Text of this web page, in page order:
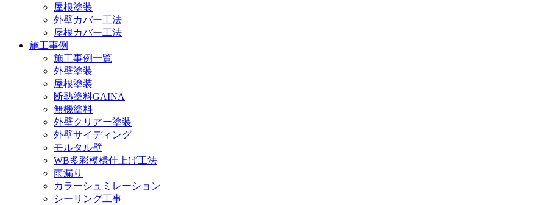
屋根塗装
外壁カバー工法
屋根カバー工法
施工事例
施工事例一覧
外壁塗装
屋根塗装
断熱塗料GAINA
無機塗料
外壁クリアー塗装
外壁サイディング
モルタル壁
WB多彩模様仕上げ工法
雨漏り
カラーシュミレーション
シーリング工事